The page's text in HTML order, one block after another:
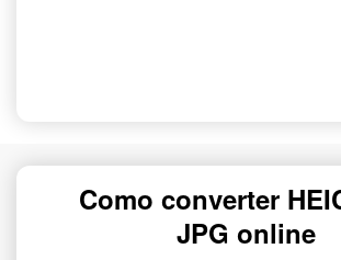
Como converter
JPG online